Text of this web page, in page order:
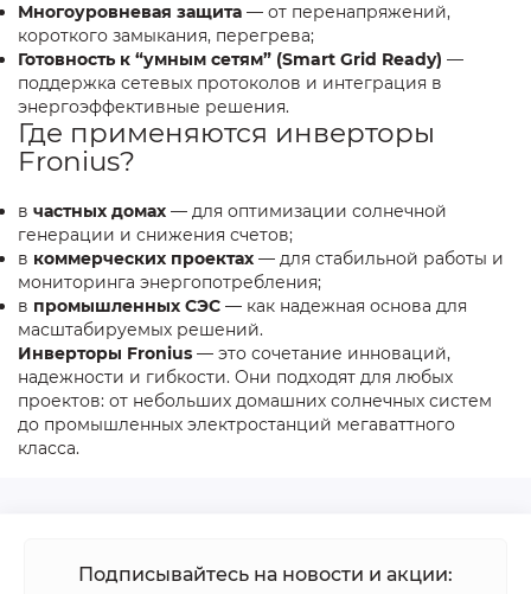
Многоуровневая защита — от перенапряжений,
короткого замыкания, перегрева;
Готовность к “умным сетям” (Smart Grid Ready) —
поддержка сетевых протоколов и интеграция в
энергоэффективные решения.
Где применяются инверторы
Fronius?
в частных домах — для оптимизации солнечной
генерации и снижения счетов;
в коммерческих проектах — для стабильной работы и
мониторинга энергопотребления;
в промышленных СЭС — как надежная основа для
масштабируемых решений.
Инверторы Fronius — это сочетание инноваций,
надежности и гибкости. Они подходят для любых
проектов: от небольших домашних солнечных систем
до промышленных электростанций мегаваттного
класса.
Подписывайтесь на новости и акции: